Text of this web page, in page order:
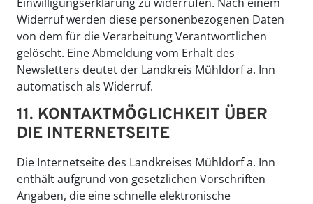
Widerruf werden diese personenbezogenen Daten
von dem für die Verarbeitung Verantwortlichen
gelöscht. Eine Abmeldung vom Erhalt des
Newsletters deutet der Landkreis Mühldorf a. Inn
automatisch als Widerruf.
11. KONTAKTMÖGLICHKEIT ÜBER
DIE INTERNETSEITE
Die Internetseite des Landkreises Mühldorf a. Inn
enthält aufgrund von gesetzlichen Vorschriften
Angaben, die eine schnelle elektronische